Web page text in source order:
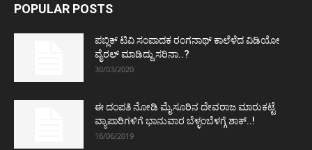
POPULAR POSTS
ಪಬ್ಲಿಕ್ ಟಿವಿ ಸಂಪಾದಕ ರಂಗನಾಥ್ ಕಾಲೆಳೆದ ವಿಡಿಯೋ
ವೈರಲ್ ಮಾಡಿದ್ದು ಸರಿನಾ..?
30/03/2020
ಈ ದಂಪತಿ ನೋಡಿ ಮೈಸೂರಿನ ದೇವರಾಜ ಮಾರುಕಟ್ಟೆ
ವ್ಯಾಪಾರಿಗಳಿಗೆ ಭಾನುವಾರ ಬೆಳ್ಳಂಬೆಳಗ್ಗೆ ಶಾಕ್..!
16/06/2019